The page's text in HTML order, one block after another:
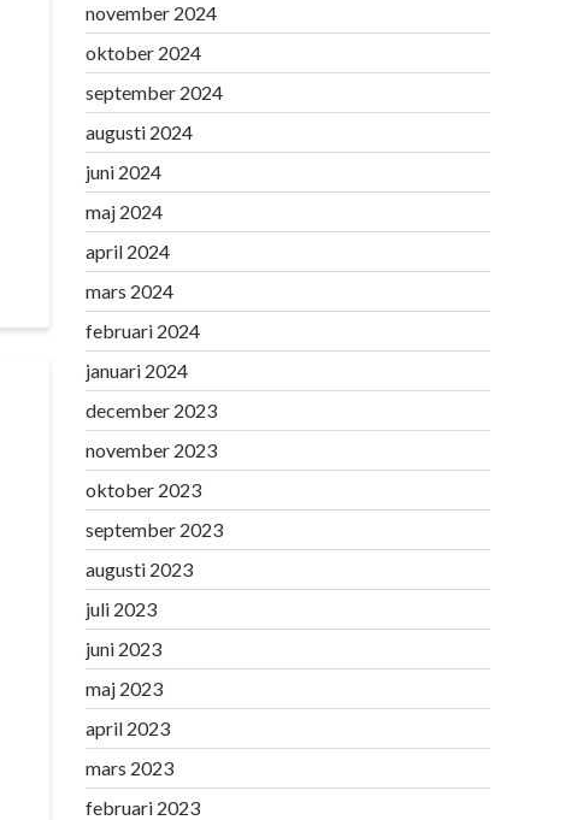
november 2024
oktober 2024
september 2024
augusti 2024
juni 2024
maj 2024
april 2024
mars 2024
februari 2024
januari 2024
december 2023
november 2023
oktober 2023
september 2023
augusti 2023
juli 2023
juni 2023
maj 2023
april 2023
mars 2023
februari 2023